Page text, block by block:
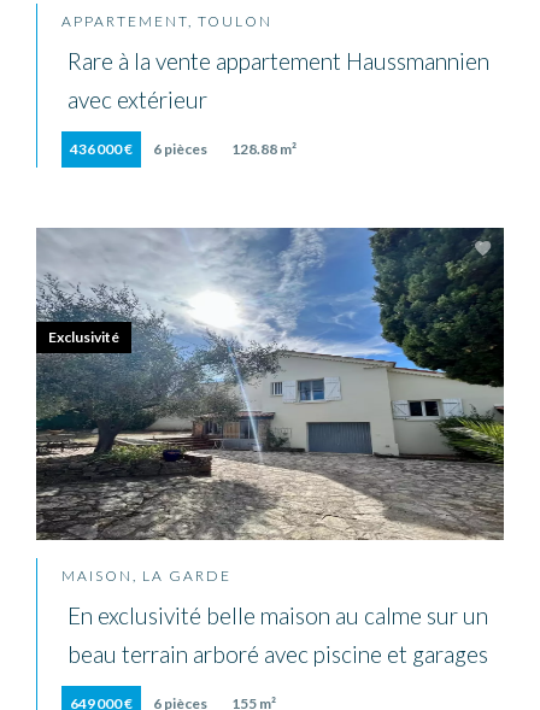
APPARTEMENT, TOULON
Rare à la vente appartement Haussmannien
avec extérieur
436 000 € 6 pièces 128.88 m²
MAISON, LA GARDE
En exclusivité belle maison au calme sur un
beau terrain arboré avec piscine et garages
649 000 € 6 pièces 155 m²
Exclusivité